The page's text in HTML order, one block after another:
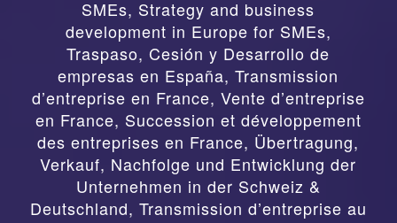
SMEs, Strategy and business
development in Europe for SMEs,
Traspaso, Cesión y Desarrollo de
empresas en España,Transmission
d’entreprise en France, Vente d’entreprise
en France, Succession et développement
des entreprises en France, Übertragung,
Verkauf, Nachfolge und Entwicklung der
Unternehmen in der Schweiz &
Deutschland, Transmission d’entreprise au